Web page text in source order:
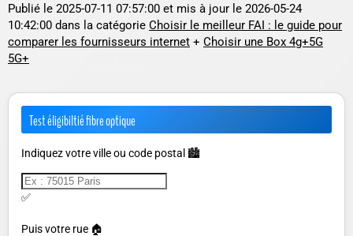
Publié le 2025-07-11 07:57:00 et mis à jour le 2026-05-24
10:42:00 dans la catégorie Choisir le meilleur FAI : le guide pour
comparer les fournisseurs internet + Choisir une Box 4g+5G
5G+
Test éligibiltié fibre optique
Indiquez votre ville ou code postal 🏙️
✅
Puis votre rue 🏠